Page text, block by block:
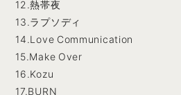
12.熱帯夜
13.ラプソディ
14.Love Communication
15.Make Over
16.Kozu
17.BURN